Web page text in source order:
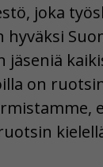
joka
jäseniä
on